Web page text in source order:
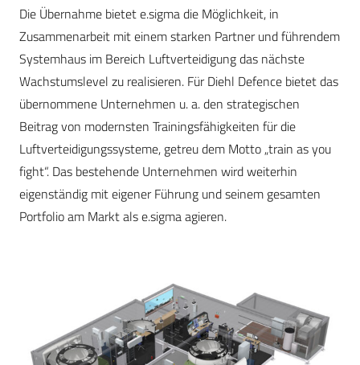
Die Übernahme bietet e.sigma die Möglichkeit, in
Zusammenarbeit mit einem starken Partner und führendem
Systemhaus im Bereich Luftverteidigung das nächste
Wachstumslevel zu realisieren. Für Diehl Defence bietet das
übernommene Unternehmen u. a. den strategischen
Beitrag von modernsten Trainingsfähigkeiten für die
Luftverteidigungssysteme, getreu dem Motto „train as you
fight“. Das bestehende Unternehmen wird weiterhin
eigenständig mit eigener Führung und seinem gesamten
Portfolio am Markt als e.sigma agieren.